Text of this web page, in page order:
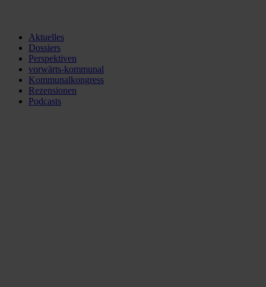
Aktuelles
Dossiers
Perspektiven
vorwärts-kommunal
Kommunalkongress
Rezensionen
Podcasts